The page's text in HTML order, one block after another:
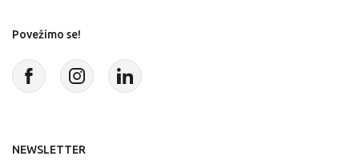
Povežimo se!
NEWSLETTER